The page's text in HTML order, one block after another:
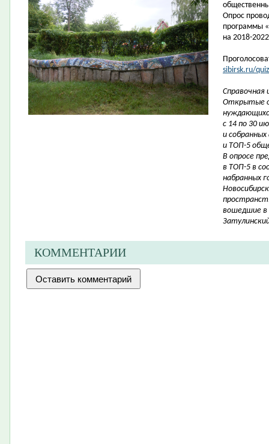
Опрос
программы
на 2018-
sibirsk.ru/
Справочная
Открытые
с 14 по 30
и
и ТОП-5
В опросе
в ТОП-5 в
набранных
вошедшие в
КОММЕНТАРИИ